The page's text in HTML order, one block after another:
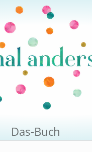
Das-Buch